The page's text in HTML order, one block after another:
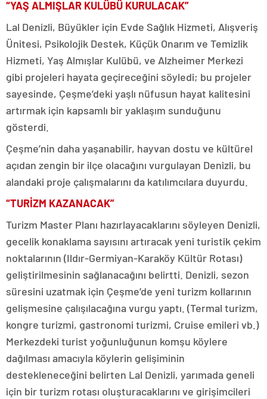
“YAŞ ALMIŞLAR KULÜBÜ KURULACAK”
Lal Denizli, Büyükler için Evde Sağlık Hizmeti, Alışveriş
Ünitesi, Psikolojik Destek, Küçük Onarım ve Temizlik
Hizmeti, Yaş Almışlar Kulübü, ve Alzheimer Merkezi
gibi projeleri hayata geçireceğini söyledi; bu projeler
sayesinde, Çeşme’deki yaşlı nüfusun hayat kalitesini
artırmak için kapsamlı bir yaklaşım sunduğunu
gösterdi.
Çeşme’nin daha yaşanabilir, hayvan dostu ve kültürel
açıdan zengin bir ilçe olacağını vurgulayan Denizli, bu
alandaki proje çalışmalarını da katılımcılara duyurdu.
“TURİZM KAZANACAK”
Turizm Master Planı hazırlayacaklarını söyleyen Denizli,
gecelik konaklama sayısını artıracak yeni turistik çekim
noktalarının (Ildır-Germiyan-Karaköy Kültür Rotası)
geliştirilmesinin sağlanacağını belirtti. Denizli, sezon
süresini uzatmak için Çeşme’de yeni turizm kollarının
gelişmesine çalışılacağına vurgu yaptı. (Termal turizm,
kongre turizmi, gastronomi turizmi, Cruise emileri vb.)
Merkezdeki turist yoğunluğunun komşu köylere
dağılması amacıyla köylerin gelişiminin
destekleneceğini belirten Lal Denizli, yarımada geneli
için bir turizm rotası oluşturacaklarını ve girişimcileri